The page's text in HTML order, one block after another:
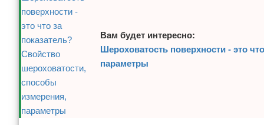
Вам будет интересно:
Шероховатость поверхности - это
параметры